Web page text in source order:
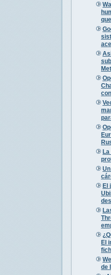
La
El
El
de